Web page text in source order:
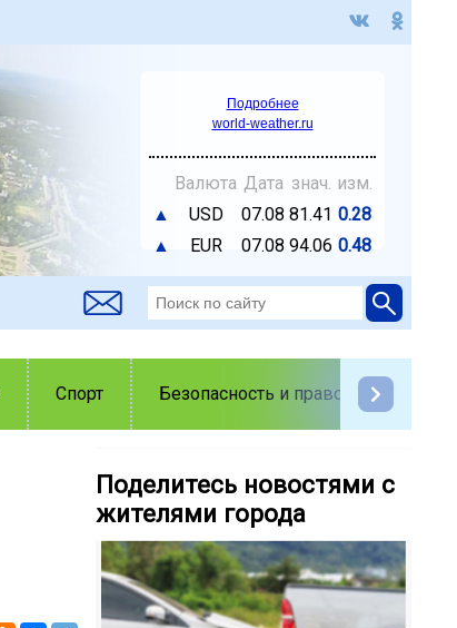
Подробнее
world-weather.ru
Валюта Дата знач. изм.
▲
USD 07.08 81.41 0.28
▲
EUR 07.08 94.06 0.48
Спорт Безопасность и правопорядок
Поделитесь новостями с
жителями города